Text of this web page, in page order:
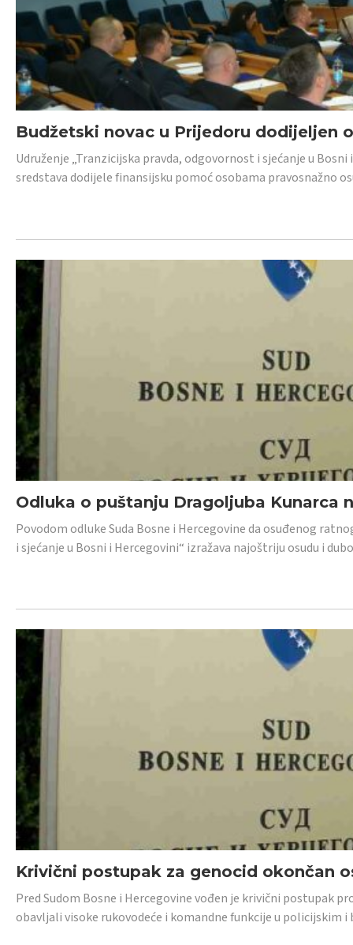
Budžetski novac u Prijedoru dodijeljen
Udruženje „Tranzicijska pravda, odgovornost i sjećanje u
sredstava dodijele finansijsku pomoć osobama pravosnažno
Odluka o puštanju Dragoljuba Kunarca
Povodom odluke Suda Bosne i Hercegovine da osuđenog
i sjećanje u Bosni i Hercegovini“ izražava najoštriju osudu i
Krivični postupak za genocid okončan
Pred Sudom Bosne i Hercegovine vođen je krivični postupak
obavljali visoke rukovodeće i komandne funkcije u policijskim